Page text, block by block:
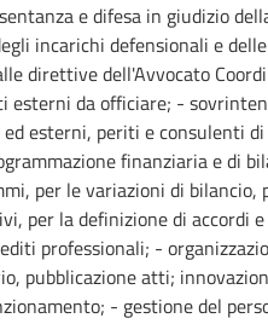
e difesa in giudizio
incarichi defensionali e
direttive dell'Avvocato
da officiare; -
esterni, periti e consulenti
finanziaria e di
per le variazioni di bilancio,
per la definizione di accordi
professionali; -
pubblicazione atti;
- gestione del